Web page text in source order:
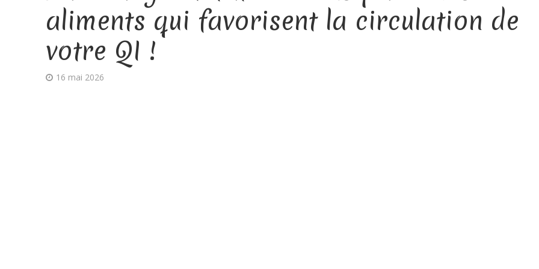
aliments qui favorisent la circulation de
votre QI !
16 mai 2026